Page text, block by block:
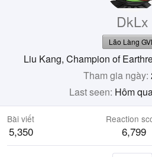
DkLx
Lão Làng
Liu Kang, Champion of
Tham gia ngày
Last seen Hôm
Bài viết
5,350
Reaction
6,799